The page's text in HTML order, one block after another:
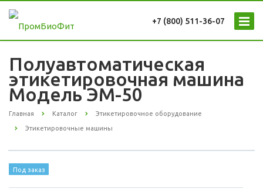
+7 (800) 511-36-07
Полуавтоматическая
этикетировочная машина
Модель ЭМ-50
Главная Каталог Этикетировочное оборудование
Этикетировочные машины
Под заказ